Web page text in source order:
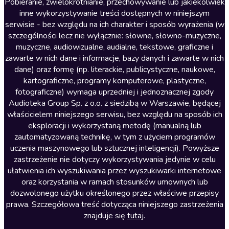
Literatura faktu
Literatura obyczajowa
Literatura piękna obca
Literatura piękna polska
Nagrania relaksacyjne
Nauka języków
Nauki humanistyczne
Podcasty i audycje
Polityka
Prasa
Religia
Romans
inne wykorzystywanie treści dostępnych w niniejszym
serwisie - bez względu na ich charakter i sposób wyrażenia (w
szczególności lecz nie wyłącznie: słowne, słowno-muzyczne,
muzyczne, audiowizualne, audialne, tekstowe, graficzne i
zawarte w nich dane i informacje, bazy danych i zawarte w nich
dane) oraz formę (np. literackie, publicystyczne, naukowe,
kartograficzne, programy komputerowe, plastyczne,
fotograficzne) wymaga uprzedniej i jednoznacznej zgody
Audioteka Group Sp. z o.o. z siedzibą w Warszawie, będącej
właścicielem niniejszego serwisu, bez względu na sposób ich
eksploracji i wykorzystaną metodę (manualną lub
zautomatyzowaną technikę, w tym z użyciem programów
uczenia maszynowego lub sztucznej inteligencji). Powyższe
zastrzeżenie nie dotyczy wykorzystywania jedynie w celu
ułatwienia ich wyszukiwania przez wyszukiwarki internetowe
oraz korzystania w ramach stosunków umownych lub
dozwolonego użytku określonego przez właściwe przepisy
prawa. Szczegółowa treść dotycząca niniejszego zastrzeżenia
znajduje się tutaj.